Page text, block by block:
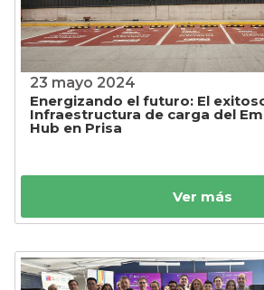
23 mayo 2024
Energizando el futuro: El
Infraestructura de carga del
Hub en Prisa
Ver más